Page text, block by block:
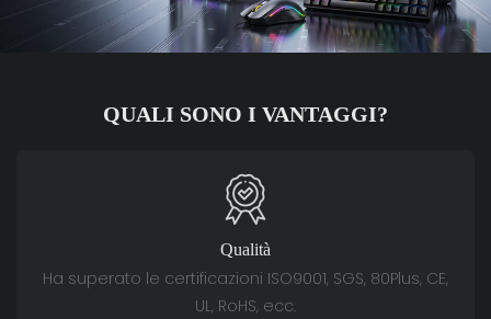
QUALI SONO I VANTAGGI?
Qualità
Ha superato le certificazioni ISO9001, SGS, 80Plus, CE,
UL, RoHS, ecc.